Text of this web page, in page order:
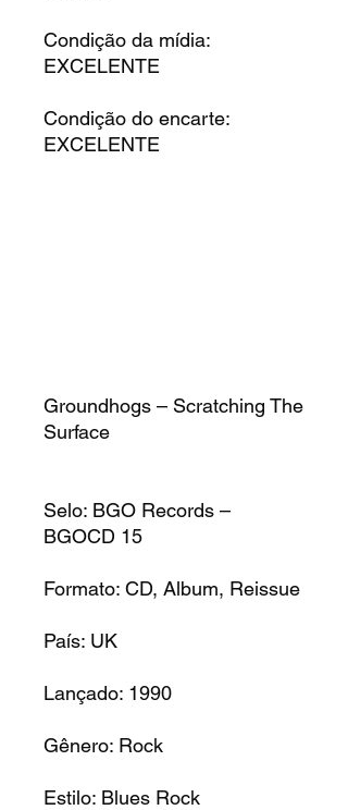
Condição da mídia:
EXCELENTE
Condição do encarte:
EXCELENTE
Groundhogs – Scratching The
Surface
Selo: BGO Records –
BGOCD 15
Formato: CD, Album, Reissue
País: UK
Lançado: 1990
Gênero: Rock
Estilo: Blues Rock